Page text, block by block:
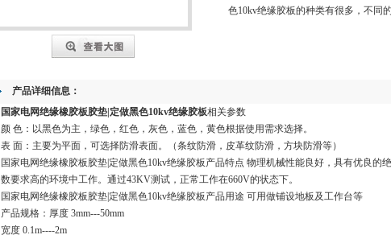
色10kv绝缘胶板的种类有很多，不同
产品详细信息：
国家电网绝缘橡胶板胶垫|定做黑色10kv绝缘胶板相关参数
颜 色：以黑色为主，绿色，红色，灰色，蓝色，黄色根据使用需求选择。
表 面：主要为平面，可选择防滑表面。（条纹防滑，皮革纹防滑，方块防滑等）
国家电网绝缘橡胶板胶垫|定做黑色10kv绝缘胶板产品特点 物理机械性能良好，具有优良的
数要求高的环境中工作。通过43KV测试，正常工作在660V的状态下。
国家电网绝缘橡胶板胶垫|定做黑色10kv绝缘胶板产品用途 可用做铺设地板及工作台等
产品规格：厚度 3mm---50mm
宽度 0.1m----2m